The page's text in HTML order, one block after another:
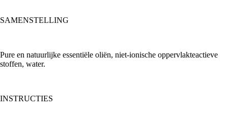
SAMENSTELLING
Pure en natuurlijke essentiële oliën, niet-ionische oppervlakteactieve
stoffen, water.
INSTRUCTIES